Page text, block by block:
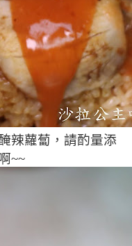
辣蘿蔔，請酌量添
~~